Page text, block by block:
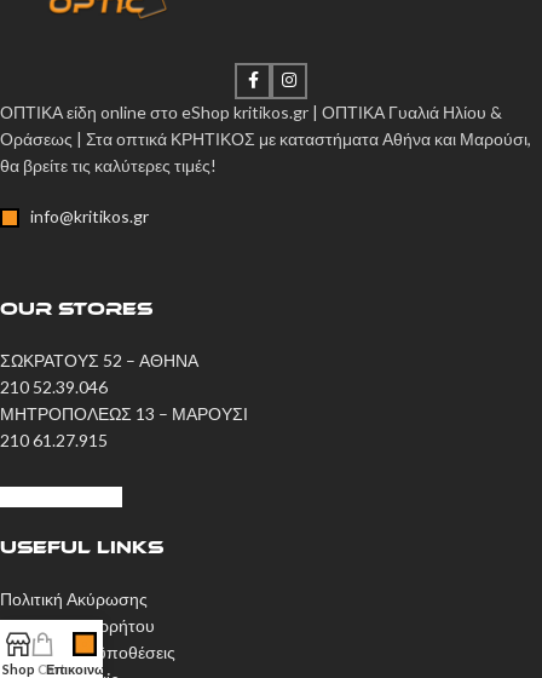
ΟΠΤΙΚΑ είδη online στο eShop kritikos.gr | ΟΠΤΙΚΑ Γυαλιά Ηλίου &
Οράσεως | Στα οπτικά ΚΡΗΤΙΚΟΣ με καταστήματα Αθήνα και Μαρούσι,
θα βρείτε τις καλύτερες τιμές!
info@kritikos.gr
OUR STORES
ΣΩΚΡΑΤΟΥΣ 52 – ΑΘΗΝΑ
210 52.39.046
ΜΗΤΡΟΠΟΛΕΩΣ 13 – ΜΑΡΟΥΣΙ
210 61.27.915
USEFUL LINKS
Πολιτική Ακύρωσης
Πολιτική Απορρήτου
Όροι και Προϋποθέσεις
Shop Cart
Επικοινωνία